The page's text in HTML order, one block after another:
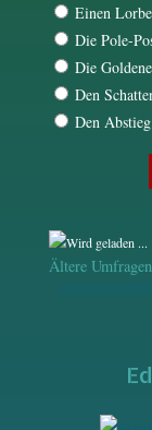
Einen
Die Pole-
Die
Den
Den Abstieg
Ältere Umfragen